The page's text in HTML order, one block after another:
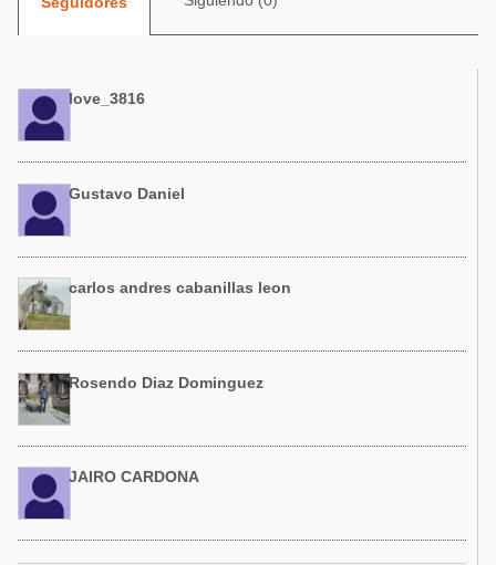
Acuacultura
Avicultura
Porcicultura
Lechería
Balanceados - Piensos
Avicultura
Ganadería
Lechería
love_3816
Gustavo Daniel
carlos andres cabanillas leon
Rosendo Diaz Dominguez
JAIRO CARDONA